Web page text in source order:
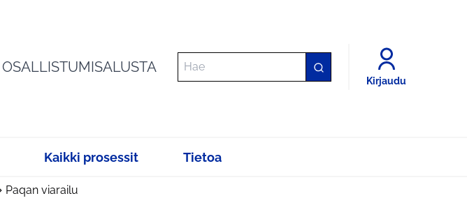
OSALLISTUMISALUSTA
Kirjaudu
Kaikki prosessit Tietoa
Paqan viarailu